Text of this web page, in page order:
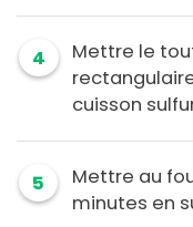
4
Mettre le
cuisson
5
Mettre au
minutes en